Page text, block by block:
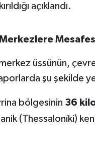
açıklandı.
üssünün,
şu şekilde
bölgesinin 36
(Thessaloníki)